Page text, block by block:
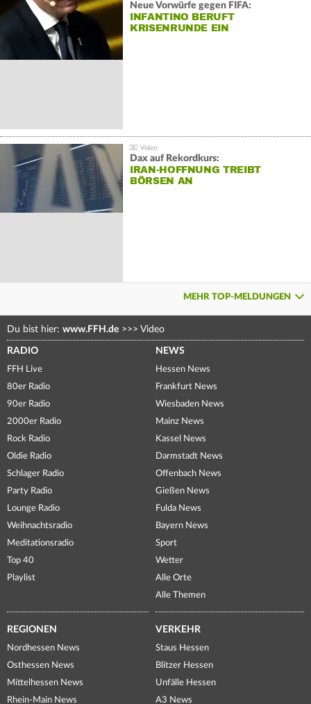
Neue Vorwürfe gegen FIFA:
INFANTINO BERUFT
KRISENRUNDE EIN
Dax auf Rekordkurs:
IRAN-HOFFNUNG TREIBT
BÖRSEN AN
MEHR TOP-MELDUNGEN
Du bist hier: www.FFH.de >>> Video
RADIO
FFH Live
80er Radio
90er Radio
2000er Radio
Rock Radio
Oldie Radio
Schlager Radio
Party Radio
Lounge Radio
Weihnachtsradio
Meditationsradio
Top 40
Playlist
NEWS
Hessen News
Frankfurt News
Wiesbaden News
Mainz News
Kassel News
Darmstadt News
Offenbach News
Gießen News
Fulda News
Bayern News
Sport
Wetter
Alle Orte
Alle Themen
REGIONEN
Nordhessen News
Osthessen News
Mittelhessen News
Rhein-Main News
VERKEHR
Staus Hessen
Blitzer Hessen
Unfälle Hessen
A3 News